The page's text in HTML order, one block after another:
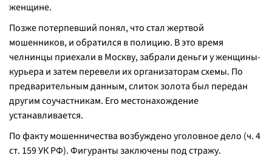
женщине.
Позже потерпевший понял, что стал жертвой
мошенников, и обратился в полицию. В это время
челнинцы приехали в Москву, забрали деньги у женщины-
курьера и затем перевели их организаторам схемы. По
предварительным данным, слиток золота был передан
другим соучастникам. Его местонахождение
устанавливается.
По факту мошенничества возбуждено уголовное дело (ч. 4
ст. 159 УК РФ). Фигуранты заключены под стражу.